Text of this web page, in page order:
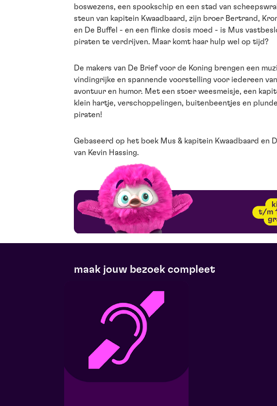
boswezens, een spookschip en een stad van
steun van kapitein Kwaadbaard, zijn broer Bertrand,
en De Buffel - en een flinke dosis moed - is Mus
piraten te verdrijven. Maar komt haar hulp wel op tijd?
De makers van De Brief voor de Koning brengen een
vindingrijke en spannende voorstelling voor iedereen
avontuur en humor. Met een stoer weesmeisje, een
klein hartje, verschoppelingen, buitenbeentjes en
piraten!
Gebaseerd op het boek Mus & kapitein Kwaadbaard en
van Kevin Hassing.
maak jouw bezoek compleet